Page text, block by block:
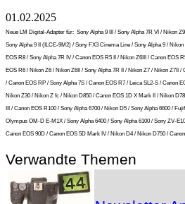
01.02.2025
Neue LM Digital-Adapter für: Sony Alpha 9 III / Sony Alpha 7R VI / Nikon
Sony Alpha 9 II (ILCE-9M2) / Sony FX3 Cinema Line / Sony Alpha 9 /
EOS R8 / Sony Alpha 7R IV / Canon EOS R5 II / Nikon Z6III / Canon EOS
EOS R6 / Nikon Z6 / Nikon Z6II / Sony Alpha 7R II / Nikon Z7 / Nikon Z7II
/ Canon EOS RP / Sony Alpha 7S / Canon EOS R7 / Leica SL2-S / Canon
Nikon Z30 / Nikon Z fc / Nikon D850 / Canon EOS 1D X Mark II / Nikon
III / Canon EOS R100 / Sony Alpha 6700 / Nikon D5 / Sony Alpha 6600 /
Olympus OM-D E-M1X / Sony Alpha 6400 / Sony Alpha 6100 / Sony ZV-
Canon EOS 90D / Canon EOS 5D Mark IV / Nikon D4 / Nikon D750 /
Verwandte Themen